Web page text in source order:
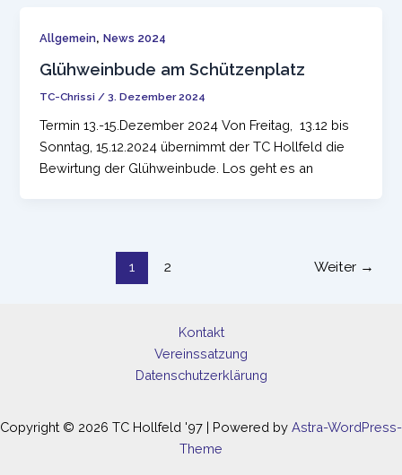
Allgemein,News 2024
Glühweinbude am Schützenplatz
TC-Chrissi /3. Dezember 2024
Termin 13.-15.Dezember 2024 Von Freitag, 13.12 bis
Sonntag, 15.12.2024 übernimmt der TC Hollfeld die
Bewirtung der Glühweinbude. Los geht es an
Seitennummerierung1 2 Weiter →
Kontakt
Vereinssatzung
Datenschutzerklärung
Copyright © 2026 TC Hollfeld '97 | Powered by Astra-WordPress-
Theme